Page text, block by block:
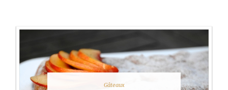
Gâteaux